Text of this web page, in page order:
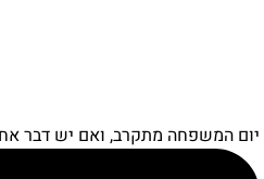
המשפחה מתקרב, ואם יש דבר